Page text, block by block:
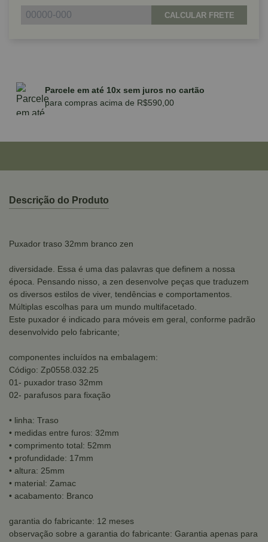
CALCULAR FRETE
Parcele em até 10x sem juros no cartão
para compras acima de R$590,00
Descrição do Produto
Puxador traso 32mm branco zen
diversidade. Essa é uma das palavras que definem a nossa
época. Pensando nisso, a zen desenvolve peças que traduzem
os diversos estilos de viver, tendências e comportamentos.
Múltiplas escolhas para um mundo multifacetado.
Este puxador é indicado para móveis em geral, conforme padrão
desenvolvido pelo fabricante;
componentes incluídos na embalagem:
Código: Zp0558.032.25
01- puxador traso 32mm
02- parafusos para fixação
• linha: Traso
• medidas entre furos: 32mm
• comprimento total: 52mm
• profundidade: 17mm
• altura: 25mm
• material: Zamac
• acabamento: Branco
garantia do fabricante: 12 meses
observação sobre a garantia do fabricante: Garantia apenas para